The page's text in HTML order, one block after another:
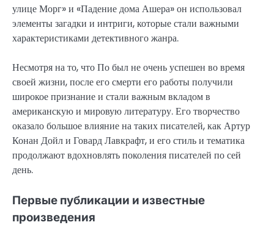
улице Морг» и «Падение дома Ашера» он использовал
элементы загадки и интриги, которые стали важными
характеристиками детективного жанра.
Несмотря на то, что По был не очень успешен во время
своей жизни, после его смерти его работы получили
широкое признание и стали важным вкладом в
американскую и мировую литературу. Его творчество
оказало большое влияние на таких писателей, как Артур
Конан Дойл и Говард Лавкрафт, и его стиль и тематика
продолжают вдохновлять поколения писателей по сей
день.
Первые публикации и известные
произведения